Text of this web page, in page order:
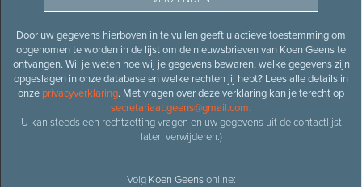
Door uw gegevens hierboven in te vullen geeft u actieve toestemming om
opgenomen te worden in de lijst om de nieuwsbrieven van Koen Geens te
ontvangen. Wil je weten hoe wij je gegevens bewaren, welke gegevens zijn
opgeslagen in onze database en welke rechten jij hebt? Lees alle details in
onze privacyverklaring. Met vragen over deze verklaring kan je terecht op
secretariaat.geens@gmail.com.
U kan steeds een rechtzetting vragen en uw gegevens uit de contactlijst
laten verwijderen.)
Volg Koen Geensonline: